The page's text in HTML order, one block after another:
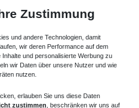
Zustimmung
und andere Technologien, damit
wir deren Performance auf dem
und personalisierte Werbung zu
wir Daten über unsere Nutzer und wie
nutzen.
erlauben Sie uns diese Daten
zustimmen , beschränken wir uns auf